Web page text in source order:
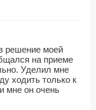
решение моей
на приеме
Уделил мне
ходить только к
мне он очень